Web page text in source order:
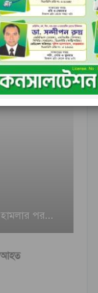
হামলার পর…
আহত